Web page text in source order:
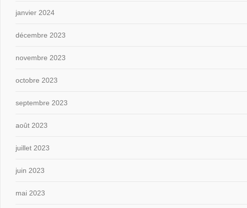
janvier 2024
décembre 2023
novembre 2023
octobre 2023
septembre 2023
août 2023
juillet 2023
juin 2023
mai 2023